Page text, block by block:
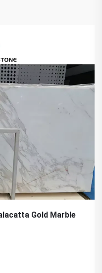
Gold Marble